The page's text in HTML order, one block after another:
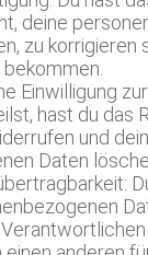
deine
zu
Einwilligung
hast du das
und
Daten